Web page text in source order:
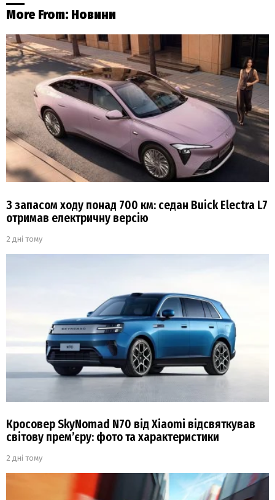
More From: Новини
З запасом ходу понад 700 км: седан Buick Electra L7
отримав електричну версію
2 дні тому
Кросовер SkyNomad N70 від Xiaomi відсвяткував
світову прем’єру: фото та характеристики
2 дні тому